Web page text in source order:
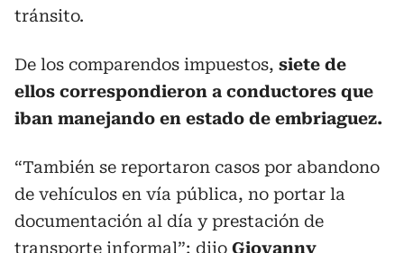
tránsito.
De los comparendos impuestos, siete de
ellos correspondieron a conductores que
iban manejando en estado de embriaguez.
“También se reportaron casos por abandono
de vehículos en vía pública, no portar la
documentación al día y prestación de
transporte informal”; dijo Giovanny